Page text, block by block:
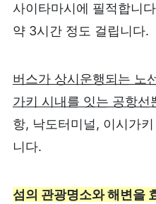
사이타마시에 필적합니
약 3시간 정도 걸립니다.
버스가 상시운행되는 노
가키 시내를 잇는 공항선
항, 낙도터미널, 이시가
니다.
섬의 관광명소와 해변을